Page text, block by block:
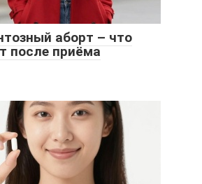
аборт – что
после приёма